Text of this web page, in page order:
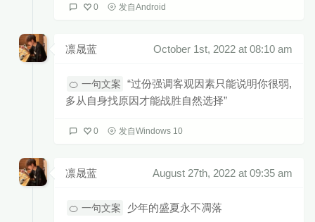
0 发自Android
凛晟蓝 October 1st, 2022 at 08:10 am
🍊 一句文案
“过份强调客观因素只能说明你很弱,
多从自身找原因才能战胜自然选择”
0 发自Windows 10
凛晟蓝 August 27th, 2022 at 09:35 am
🍊 一句文案 少年的盛夏永不凋落